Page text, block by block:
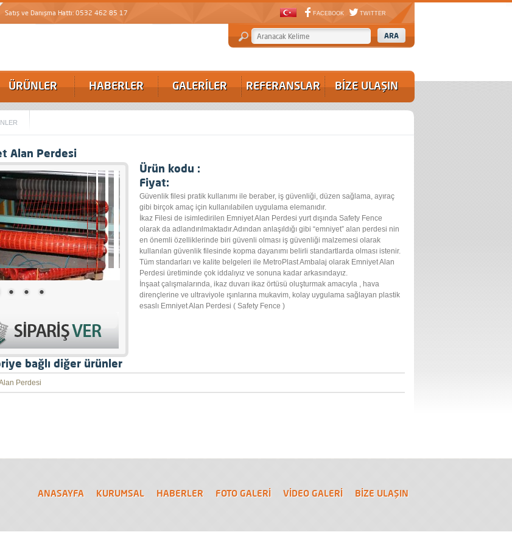
Satış ve Danışma Hattı: 0532 462 85 17 FACEBOOK TWITTER
ÜRÜNLER HABERLER GALERİLER REFERANSLAR BİZE ULAŞIN
Alan Perdesi
Ürün kodu :
Fiyat:
Güvenlik filesi pratik kullanımı ile beraber, iş güvenliği, düzen sağlama, ayıraç
gibi birçok amaç için kullanılabilen uygulama elemanıdır.
İkaz Filesi de isimledirilen Emniyet Alan Perdesi yurt dışında Safety Fence
olarak da adlandırılmaktadır.Adından anlaşıldığı gibi “emniyet” alan perdesi nin
en önemli özelliklerinde biri güvenli olması iş güvenliği malzemesi olarak
kullanılan güvenlik filesinde kopma dayanımı belirli standartlarda olması istenir.
Tüm standarları ve kalite belgeleri ile MetroPlast Ambalaj olarak Emniyet Alan
Perdesi üretiminde çok iddalıyız ve sonuna kadar arkasındayız.
İnşaat çalışmalarında, ikaz duvarı ikaz örtüsü oluşturmak amacıyla , hava
dirençlerine ve ultraviyole ışınlarına mukavim, kolay uygulama sağlayan plastik
esaslı Emniyet Alan Perdesi ( Safety Fence )
bağlı diğer ürünler
Perdesi
BİZE ULAŞIN
VİDEO GALERİ
FOTO GALERİ
HABERLER
KURUMSAL
ANASAYFA